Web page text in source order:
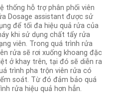
thống hỗ trợ phân phối viên
Dosage assistant được sử
để tối đa hiệu quả rửa của
khi sử dụng chất tẩy rửa
viên. Trong quá trình rửa
rửa sẽ rơi xuống khoang đặc
ở khay trên, tại đó sẽ diễn ra
trình pha trộn viên rửa có
soát. Từ đó đảm bảo quá
rửa hiệu quả hơn hẳn.